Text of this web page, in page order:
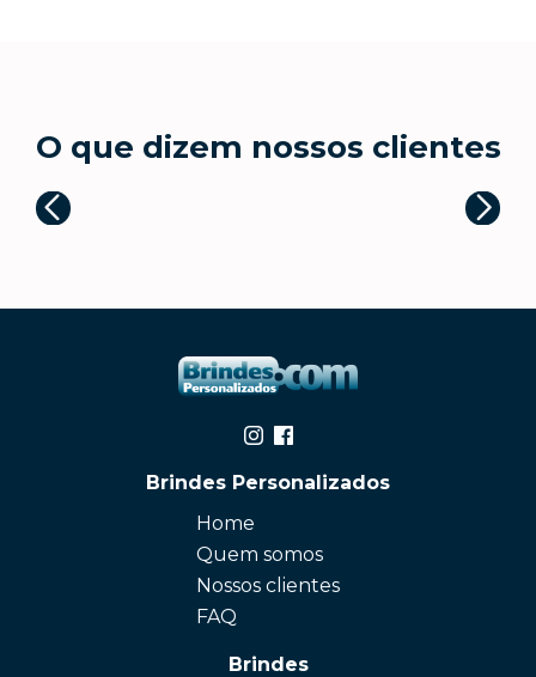
O que dizem nossos clientes
Brindes Personalizados
Home
Quem somos
Nossos clientes
FAQ
Brindes